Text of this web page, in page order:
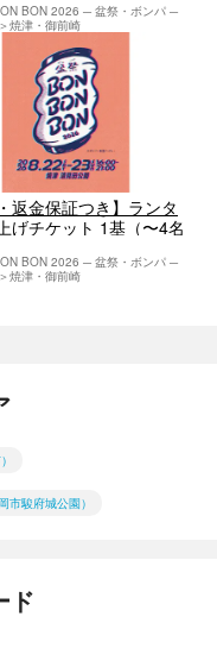
BON 2026 ─ 盆祭・ボンパ ─
焼津・御前崎
返金保証つき】ランタ
げチケット 1基（〜4名
BON 2026 ─ 盆祭・ボンパ ─
焼津・御前崎
駿府城公園）
ド